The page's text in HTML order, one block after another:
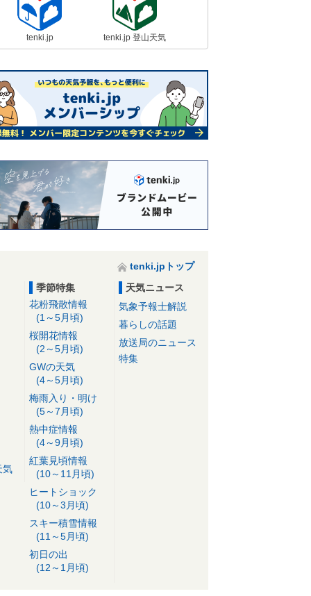
tenki.jp tenki.jp 登山天気
tenki.jpトップ
気
季節特集
花粉飛散情報
(1～5月頃)
桜開花情報
(2～5月頃)
GWの天気
(4～5月頃)
梅雨入り・明け
(5～7月頃)
熱中症情報
(4～9月頃)
紅葉見頃情報
(10～11月頃)
ヒートショック
(10～3月頃)
スキー積雪情報
(11～5月頃)
初日の出
(12～1月頃)
天気ニュース
気象予報士解説
暮らしの話題
放送局のニュース
特集